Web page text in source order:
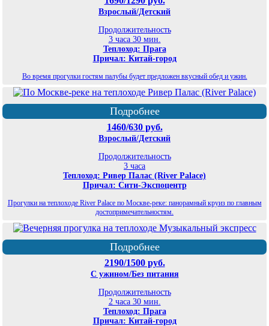
Взрослый/Детский
Продолжительность
3 часа 30 мин.
Теплоход: Прага
Причал: Китай-город
Во время прогулки гостям палубы будет предложен вкусный обед и ужин.
Подробнее
1460/630 руб.
Взрослый/Детский
Продолжительность
3 часа
Теплоход: Ривер Палас (River Palace)
Причал: Сити-Экспоцентр
Прогулки на теплоходе River Palace по Москве-реке: панорамный круиз по главным
достопримечательностям.
Подробнее
2190/1500 руб.
С ужином/Без питания
Продолжительность
2 часа 30 мин.
Теплоход: Прага
Причал: Китай-город